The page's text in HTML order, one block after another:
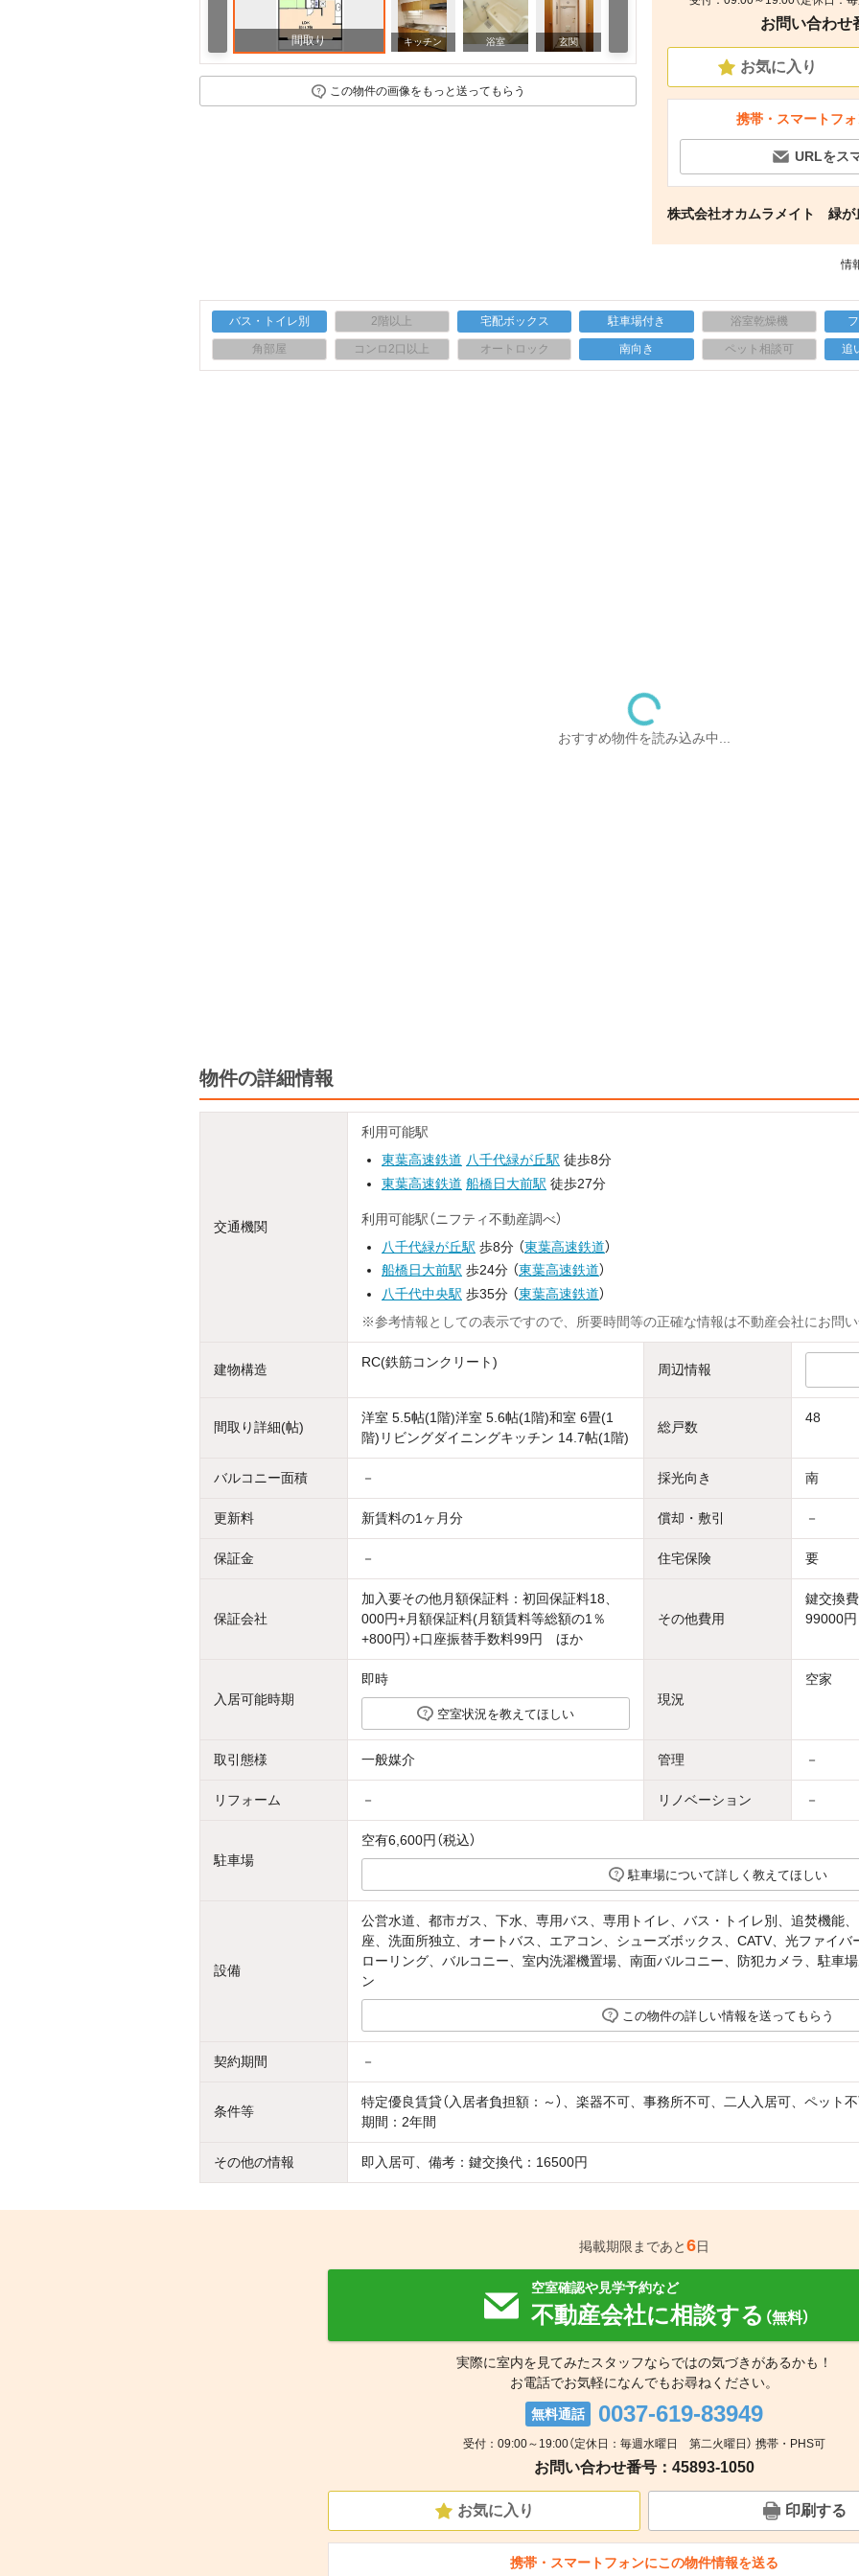
間取り キッチン 浴室 玄関
この物件の画像をもっと送ってもらう
お問い合わせ
お気に入り
携帯・スマートフ
URLをス
株式会社オカムラメイト 緑が
情
バス・トイレ別 2階以上 宅配ボックス 駐車場付き 浴室乾燥機
角部屋 コンロ2口以上 オートロック 南向き ペット相談可 追
おすすめ物件を読み込み中...
物件の詳細情報
交通機関
利用可能駅
東葉高速鉄道 八千代緑が丘駅 徒歩8分
東葉高速鉄道 船橋日大前駅 徒歩27分
利用可能駅（ニフティ不動産調べ）
八千代緑が丘駅 歩8分 （東葉高速鉄道）
船橋日大前駅 歩24分 （東葉高速鉄道）
八千代中央駅 歩35分 （東葉高速鉄道）
※参考情報としての表示ですので、所要時間等の正確な情報は不動産会社にお問い
建物構造 RC(鉄筋コンクリート) 周辺情報
間取り詳細(帖)
洋室 5.5帖(1階)洋室 5.6帖(1階)和室 6畳(1
階)リビングダイニングキッチン 14.7帖(1階)
総戸数
48
バルコニー面積 － 採光向き 南
更新料 新賃料の1ヶ月分 償却・敷引 －
保証金 － 住宅保険 要
保証会社
加入要その他月額保証料：初回保証料18、
000円+月額保証料(月額賃料等総額の1％
+800円）+口座振替手数料99円 ほか
その他費用
鍵交換
99000円
入居可能時期
即時
空室状況を教えてほしい
現況
空家
取引態様 一般媒介 管理 －
リフォーム － リノベーション －
駐車場
空有6,600円（税込）
駐車場について詳しく教えてほしい
設備
公営水道、都市ガス、下水、専用バス、専用トイレ、バス・トイレ別、追焚機能
座、洗面所独立、オートバス、エアコン、シューズボックス、CATV、光ファイ
ローリング、バルコニー、室内洗濯機置場、南面バルコニー、防犯カメラ、駐車
ン
この物件の詳しい情報を送ってもらう
契約期間 －
条件等
特定優良賃貸（入居者負担額：～）、楽器不可、事務所不可、二人入居可、ペット
期間：2年間
その他の情報 即入居可、備考：鍵交換代：16500円
掲載期限まであと6日
空室確認や見学予約など
不動産会社に相談する （無料）
実際に室内を見てみたスタッフならではの気づきがあるかも！
お電話でお気軽になんでもお尋ねください。
無料通話 0037-619-83949
受付：09:00～19:00（定休日：毎週水曜日 第二火曜日） 携帯・PHS可
お問い合わせ番号：45893-1050
お気に入り 印刷する
携帯・スマートフォンにこの物件情報を送る